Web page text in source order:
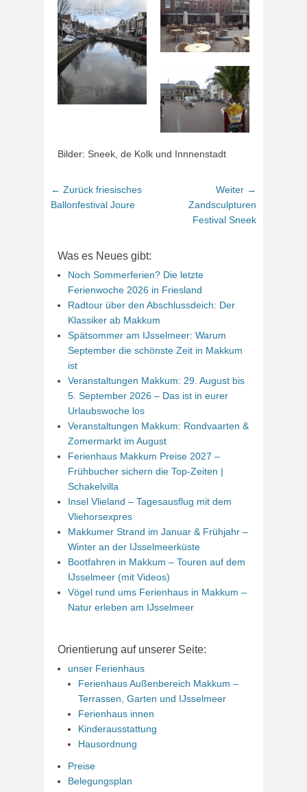
Bilder: Sneek, de Kolk und Innnenstadt
Beitragsnavigation
← Zurück Vorhergehender
Beitrag:
friesisches
Ballonfestival Joure
Weiter →
Zandsculpturen
Festival Sneek
Was es Neues gibt:
Noch Sommerferien? Die letzte
Ferienwoche 2026 in Friesland
Radtour über den Abschlussdeich: Der
Klassiker ab Makkum
Spätsommer am IJsselmeer: Warum
September die schönste Zeit in Makkum
ist
Veranstaltungen Makkum: 29. August bis
5. September 2026 – Das ist in eurer
Urlaubswoche los
Veranstaltungen Makkum: Rondvaarten &
Zomermarkt im August
Ferienhaus Makkum Preise 2027 –
Frühbucher sichern die Top-Zeiten |
Schakelvilla
Insel Vlieland – Tagesausflug mit dem
Vliehorsexpres
Makkumer Strand im Januar & Frühjahr –
Winter an der IJsselmeerküste
Bootfahren in Makkum – Touren auf dem
IJsselmeer (mit Videos)
Vögel rund ums Ferienhaus in Makkum –
Natur erleben am IJsselmeer
Orientierung auf unserer Seite:
unser Ferienhaus
Ferienhaus Außenbereich Makkum –
Terrassen, Garten und IJsselmeer
Ferienhaus innen
Kinderausstattung
Hausordnung
Preise
Belegungsplan